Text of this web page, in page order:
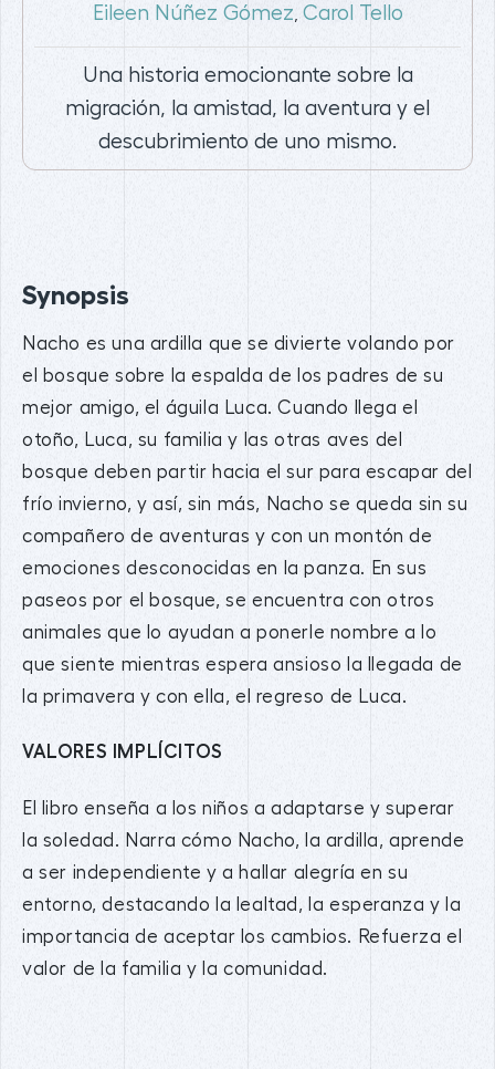
Eileen Núñez Gómez Carol Tello
Una historia emocionante sobre la
migración, la amistad, la aventura y el
descubrimiento de uno mismo.
Synopsis
Nacho es una ardilla que se divierte volando por
el bosque sobre la espalda de los padres de su
mejor amigo, el águila Luca. Cuando llega el
otoño, Luca, su familia y las otras aves del
bosque deben partir hacia el sur para escapar del
frío invierno, y así, sin más, Nacho se queda sin su
compañero de aventuras y con un montón de
emociones desconocidas en la panza. En sus
paseos por el bosque, se encuentra con otros
animales que lo ayudan a ponerle nombre a lo
que siente mientras espera ansioso la llegada de
la primavera y con ella, el regreso de Luca.
VALORES IMPLÍCITOS
El libro enseña a los niños a adaptarse y superar
la soledad. Narra cómo Nacho, la ardilla, aprende
a ser independiente y a hallar alegría en su
entorno, destacando la lealtad, la esperanza y la
importancia de aceptar los cambios. Refuerza el
valor de la familia y la comunidad.